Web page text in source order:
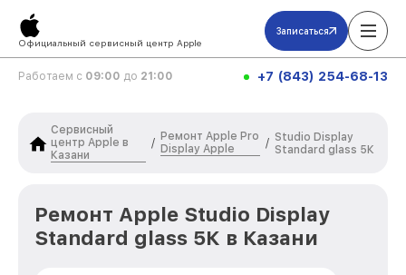
Официальный сервисный центр Apple
Записаться
Работаем с 09:00 до 21:00 +7 (843) 254-68-13
Сервисный
центр Apple в
Казани
/
Ремонт Apple Pro
Display Apple
/ Studio Display
Standard glass 5К
Ремонт Apple Studio Display
Standard glass 5К в Казани